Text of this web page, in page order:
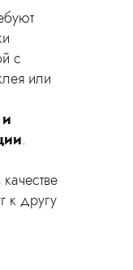
с
или
.
к другу